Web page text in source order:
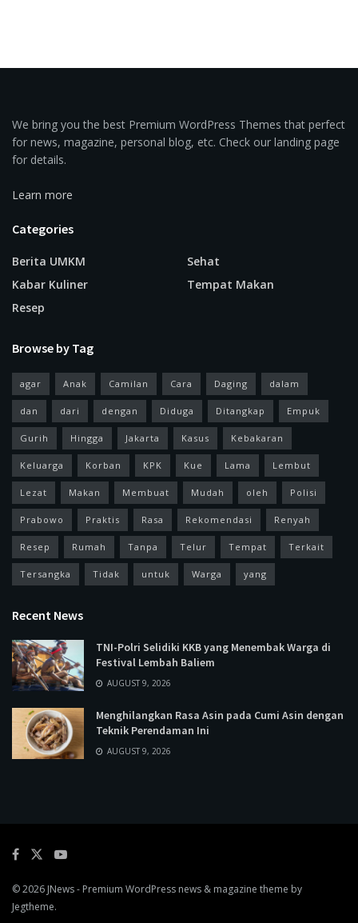
We bring you the best Premium WordPress Themes that perfect
for news, magazine, personal blog, etc. Check our landing page
for details.
Learn more
Categories
Berita UMKM
Kabar Kuliner
Resep
Sehat
Tempat Makan
Browse by Tag
agar Anak Camilan Cara Daging dalam
dan dari dengan Diduga Ditangkap Empuk
Gurih Hingga Jakarta Kasus Kebakaran
Keluarga Korban KPK Kue Lama Lembut
Lezat Makan Membuat Mudah oleh Polisi
Prabowo Praktis Rasa Rekomendasi Renyah
Resep Rumah Tanpa Telur Tempat Terkait
Tersangka Tidak untuk Warga yang
Recent News
TNI-Polri Selidiki KKB yang Menembak Warga di
Festival Lembah Baliem
AUGUST 9, 2026
Menghilangkan Rasa Asin pada Cumi Asin dengan
Teknik Perendaman Ini
AUGUST 9, 2026
© 2026 JNews- Premium WordPress news & magazine theme by
Jegtheme.